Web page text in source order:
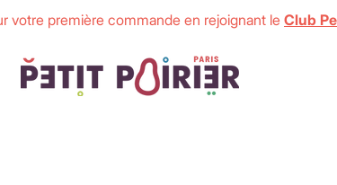
votre première commande en rejoignant le Club